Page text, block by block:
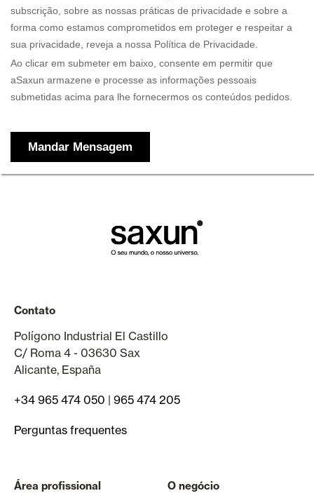
Contato
Polígono Industrial El Castillo
C/ Roma 4 - 03630 Sax
Alicante, España
+34 965 474 050 | 965 474 205
Perguntas frequentes
Área profissional O negócio